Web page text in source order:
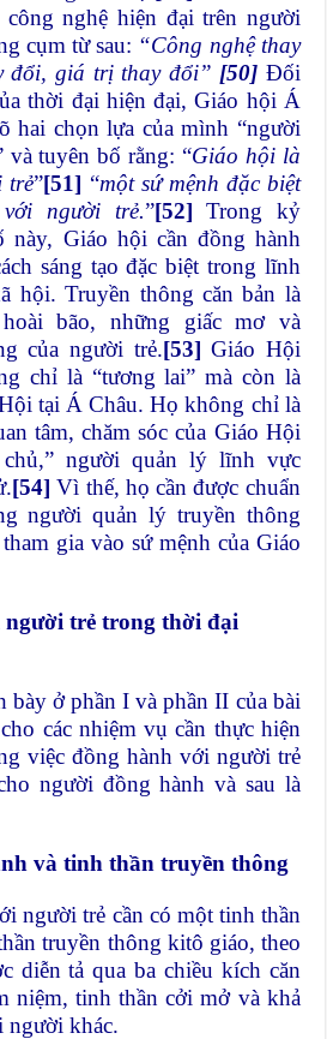
nghệ hiện đại trên người
cụm từ sau: “Công nghệ thay
đổi, giá trị thay đổi” [50] Đối
thời đại hiện đại, Giáo hội Á
hai chọn lựa của mình “người
và tuyên bố rằng: “Giáo hội là
trẻ”[51] “một sứ mệnh đặc biệt
người trẻ.”[52] Trong kỷ
này, Giáo hội cần đồng hành
sáng tạo đặc biệt trong lĩnh
hội. Truyền thông căn bản là
bão, những giấc mơ và
của người trẻ.[53] Giáo Hội
chỉ là “tương lai” mà còn là
tại Á Châu. Họ không chỉ là
tâm, chăm sóc của Giáo Hội
người quản lý lĩnh vực
[54] Vì thế, họ cần được chuẩn
người quản lý truyền thông
gia vào sứ mệnh của Giáo
trẻ trong thời đại
ở phần I và phần II của bài
các nhiệm vụ cần thực hiện
việc đồng hành với người trẻ
người đồng hành và sau là
và tinh thần truyền thông
người trẻ cần có một tinh thần
truyền thông kitô giáo, theo
diễn tả qua ba chiều kích căn
niệm, tinh thần cởi mở và khả
người khác.